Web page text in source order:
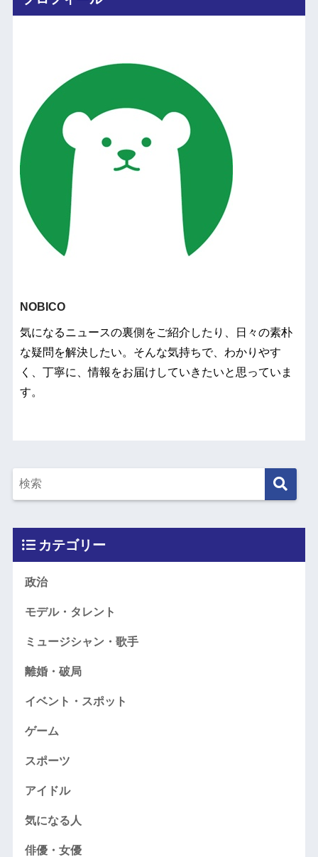
NOBICO
気になるニュースの裏側をご紹介したり、日々の素朴
な疑問を解決したい。そんな気持ちで、わかりやす
く、丁寧に、情報をお届けしていきたいと思っていま
す。
カテゴリー
政治
モデル・タレント
ミュージシャン・歌手
離婚・破局
イベント・スポット
ゲーム
スポーツ
アイドル
気になる人
俳優・女優